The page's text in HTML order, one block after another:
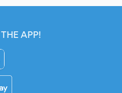
APP!